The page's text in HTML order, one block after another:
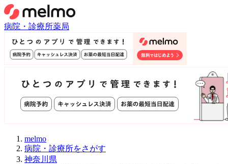
病院・診療所薬局
melmo
病院・診療所をさがす
神奈川県